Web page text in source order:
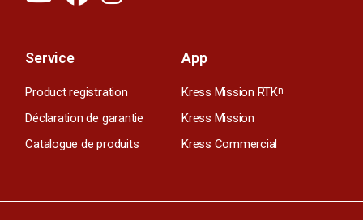
Service
Product registration
Déclaration de garantie
Catalogue de produits
App
Kress Mission RTKn
Kress Mission
Kress Commercial